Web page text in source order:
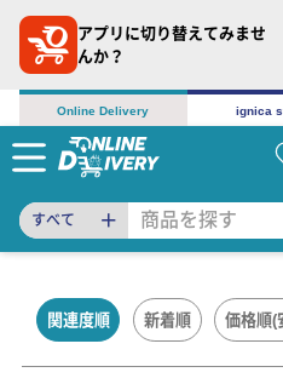
アプリに切り替えてみませ
んか？
Online Delivery ignica
すべて
関連度順 新着順 価格順